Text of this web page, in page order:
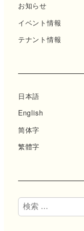
お知らせ
イベント情報
テナント情報
日本語
English
简体字
繁體字
検
索